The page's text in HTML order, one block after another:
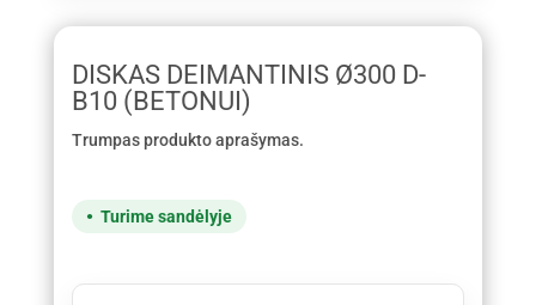
DISKAS DEIMANTINIS Ø300 D-
B10 (BETONUI)
Trumpas produkto aprašymas.
Turime sandėlyje